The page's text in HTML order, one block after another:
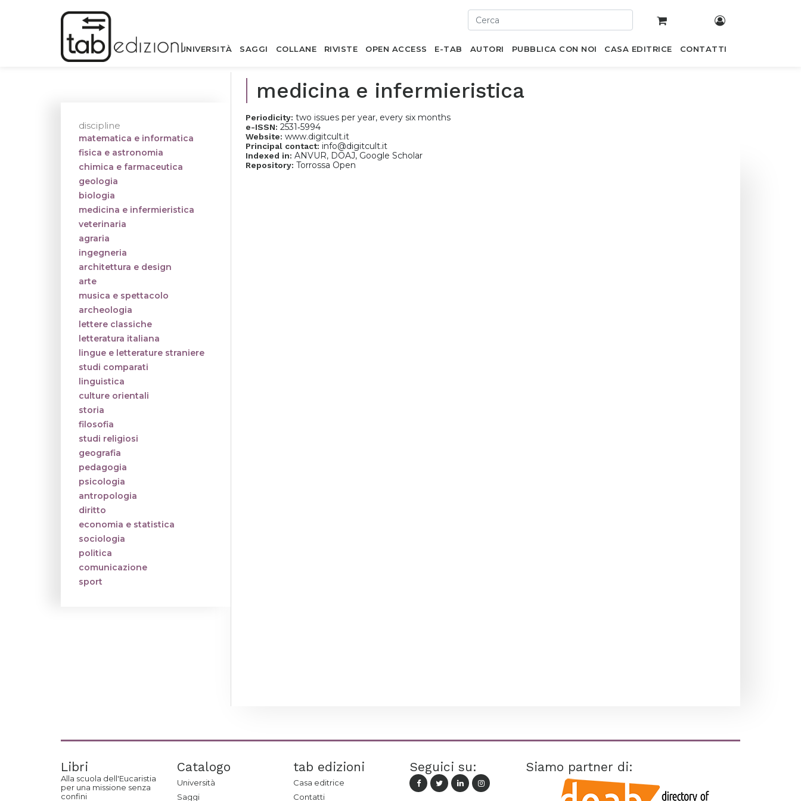
UNIVERSITÀ SAGGI COLLANE RIVISTE OPEN ACCESS E-TAB AUTORI PUBBLICA CON NOI CASA EDITRICE CONTATTI
medicina e infermieristica
Periodicity: two issues per year, every six months
e-ISSN: 2531‐5994
Website: www.digitcult.it
Principal contact: info@digitcult.it
Indexed in: ANVUR, DOAJ, Google Scholar
Repository: Torrossa Open
discipline
matematica e informatica
fisica e astronomia
chimica e farmaceutica
geologia
biologia
medicina e infermieristica
veterinaria
agraria
ingegneria
architettura e design
arte
musica e spettacolo
archeologia
lettere classiche
letteratura italiana
lingue e letterature straniere
studi comparati
linguistica
culture orientali
storia
filosofia
studi religiosi
geografia
pedagogia
psicologia
antropologia
diritto
economia e statistica
sociologia
politica
comunicazione
sport
Libri
Alla scuola dell'Eucaristia
per una missione senza
confini
Catalogo
Università
Saggi
tab edizioni
Casa editrice
Contatti
Seguici su: Siamo partner di: